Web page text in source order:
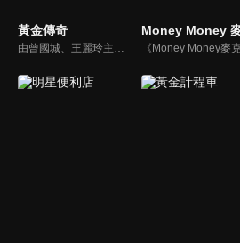
黃金傳奇
由曾國城、王麗玲主持，許多人記憶中的經典外景綜藝節目之一。每次闖關成功的隊伍，可獲得藏寶圖；拼湊出完整藏寶圖者，可憑著藏寶圖提示至寶箱放置處；最後以正確寶箱之正確答案鑰匙開啟成功者，除隊長本身外的每位參賽者，即可獲得價值新台幣5萬元之黃金金牌。